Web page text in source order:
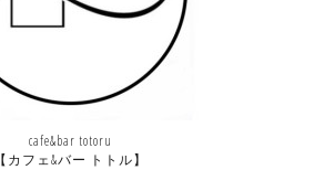
cafe&bar totoru
【カフェ&バー トトル】